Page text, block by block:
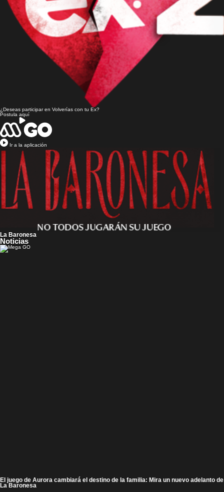
¿Deseas participar en Volverías con tu Ex?
Postula aquí
Ir a la aplicación
La Baronesa
Noticias
El juego de Aurora cambiará el destino de la familia: Mira un nuevo adelanto de
La Baronesa